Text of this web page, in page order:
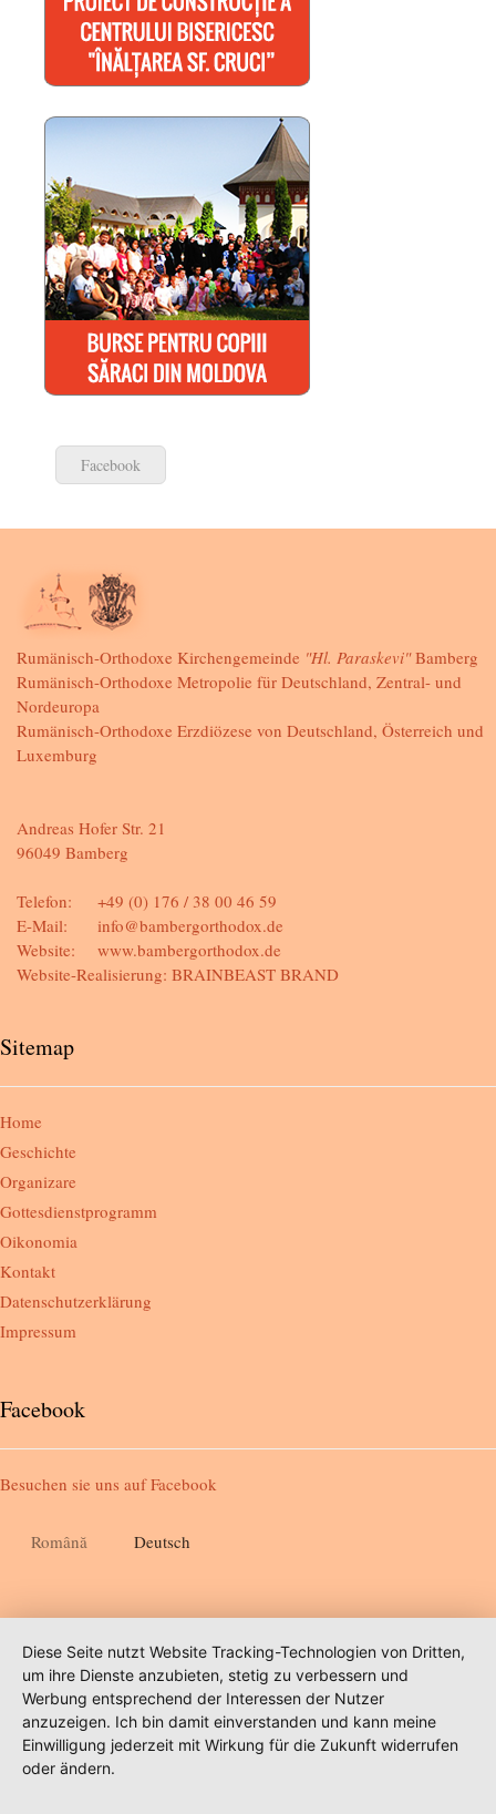
Facebook
Diese Seite nutzt Website Tracking-Technologien von Dritten,
um ihre Dienste anzubieten, stetig zu verbessern und
Werbung entsprechend der Interessen der Nutzer
anzuzeigen. Ich bin damit einverstanden und kann meine
Einwilligung jederzeit mit Wirkung für die Zukunft widerrufen
oder ändern.
Rumänisch-Orthodoxe Kirchengemeinde "Hl. Paraskevi"Bamberg
Rumänisch-Orthodoxe Metropolie für Deutschland, Zentral- und
Nordeuropa
Rumänisch-Orthodoxe Erzdiözese von Deutschland, Österreich und
Luxemburg
Andreas Hofer Str. 21
96049 Bamberg
Telefon:
E-Mail:
Website:
+49 (0) 176 / 38 00 46 59
info@bambergorthodox.de
www.bambergorthodox.de
Website-Realisierung: BRAINBEAST BRAND
Sitemap
Home
Geschichte
Organizare
Gottesdienstprogramm
Oikonomia
Kontakt
Datenschutzerklärung
Impressum
Facebook
Besuchen sie uns aufFacebook
Română Deutsch